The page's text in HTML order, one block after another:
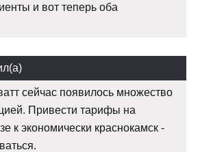
и вот теперь оба
сейчас появилось множество
Привести тарифы на
к экономически краснокамск -